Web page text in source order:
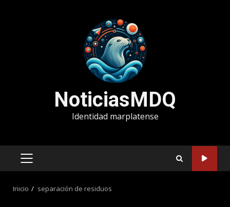
NoticiasMDQ
Identidad marplatense
MENÚ
Inicio separación de residuos